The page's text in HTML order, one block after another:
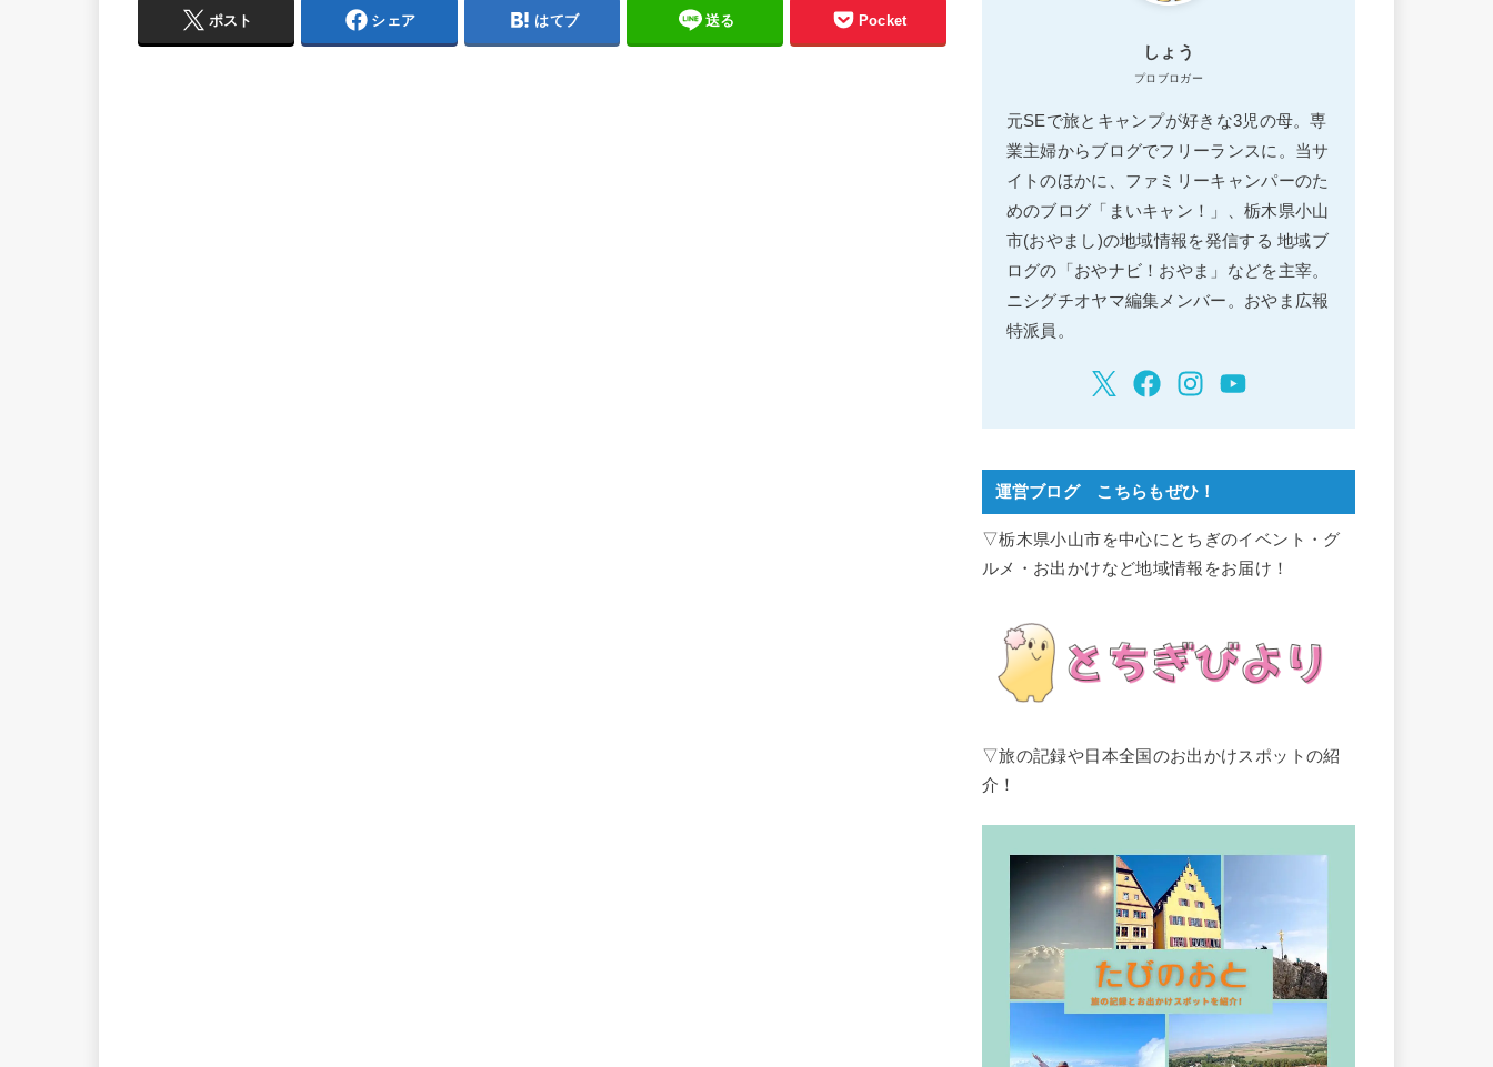
ポスト シェア はてブ 送る Pocket
しょう
プロブロガー
元SEで旅とキャンプが好きな3児の母。専
業主婦からブログでフリーランスに。当サ
イトのほかに、ファミリーキャンパーのた
めのブログ「まいキャン！」、栃木県小山
市(おやまし)の地域情報を発信する 地域ブ
ログの「おやナビ！おやま」などを主宰。
ニシグチオヤマ編集メンバー。おやま広報
特派員。
運営ブログ こちらもぜひ！
▽栃木県小山市を中心にとちぎのイベント・グ
ルメ・お出かけなど地域情報をお届け！
▽旅の記録や日本全国のお出かけスポットの紹
介！